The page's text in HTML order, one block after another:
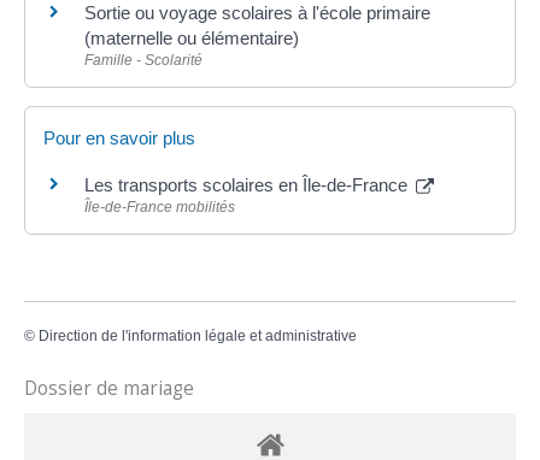
Sortie ou voyage scolaires à l'école primaire
(maternelle ou élémentaire)
Famille - Scolarité
Pour en savoir plus
Les transports scolaires en Île-de-France
Île-de-France mobilités
© Direction de l'information légale et administrative
Dossier de mariage